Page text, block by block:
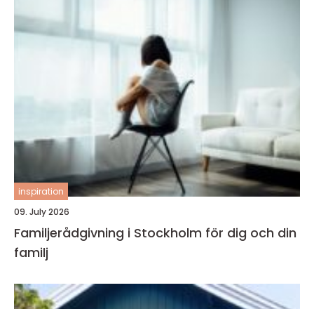
inspiration
09. July 2026
Familjerådgivning i Stockholm för dig och din
familj